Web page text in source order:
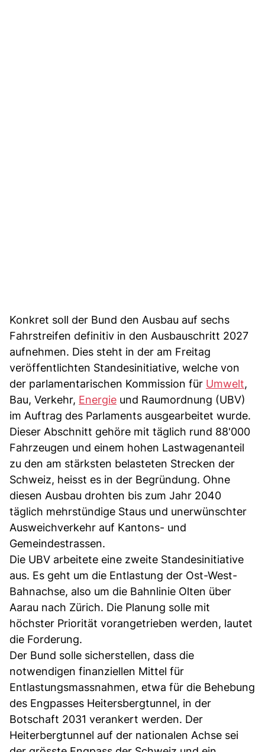
Konkret soll der Bund den Ausbau auf sechs
Fahrstreifen definitiv in den Ausbauschritt 2027
aufnehmen. Dies steht in der am Freitag
veröffentlichten Standesinitiative, welche von
der parlamentarischen Kommission für Umwelt,
Bau, Verkehr, Energie und Raumordnung (UBV)
im Auftrag des Parlaments ausgearbeitet wurde.
Dieser Abschnitt gehöre mit täglich rund 88'000
Fahrzeugen und einem hohen Lastwagenanteil
zu den am stärksten belasteten Strecken der
Schweiz, heisst es in der Begründung. Ohne
diesen Ausbau drohten bis zum Jahr 2040
täglich mehrstündige Staus und unerwünschter
Ausweichverkehr auf Kantons- und
Gemeindestrassen.
Die UBV arbeitete eine zweite Standesinitiative
aus. Es geht um die Entlastung der Ost-West-
Bahnachse, also um die Bahnlinie Olten über
Aarau nach Zürich. Die Planung solle mit
höchster Priorität vorangetrieben werden, lautet
die Forderung.
Der Bund solle sicherstellen, dass die
notwendigen finanziellen Mittel für
Entlastungsmassnahmen, etwa für die Behebung
des Engpasses Heitersbergtunnel, in der
Botschaft 2031 verankert werden. Der
Heiterbergtunnel auf der nationalen Achse sei